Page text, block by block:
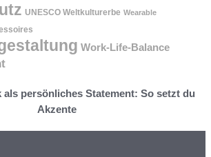
UNESCO Weltkulturerbe Wearable
Work-Life-Balance
als persönliches Statement: So setzt du
Akzente